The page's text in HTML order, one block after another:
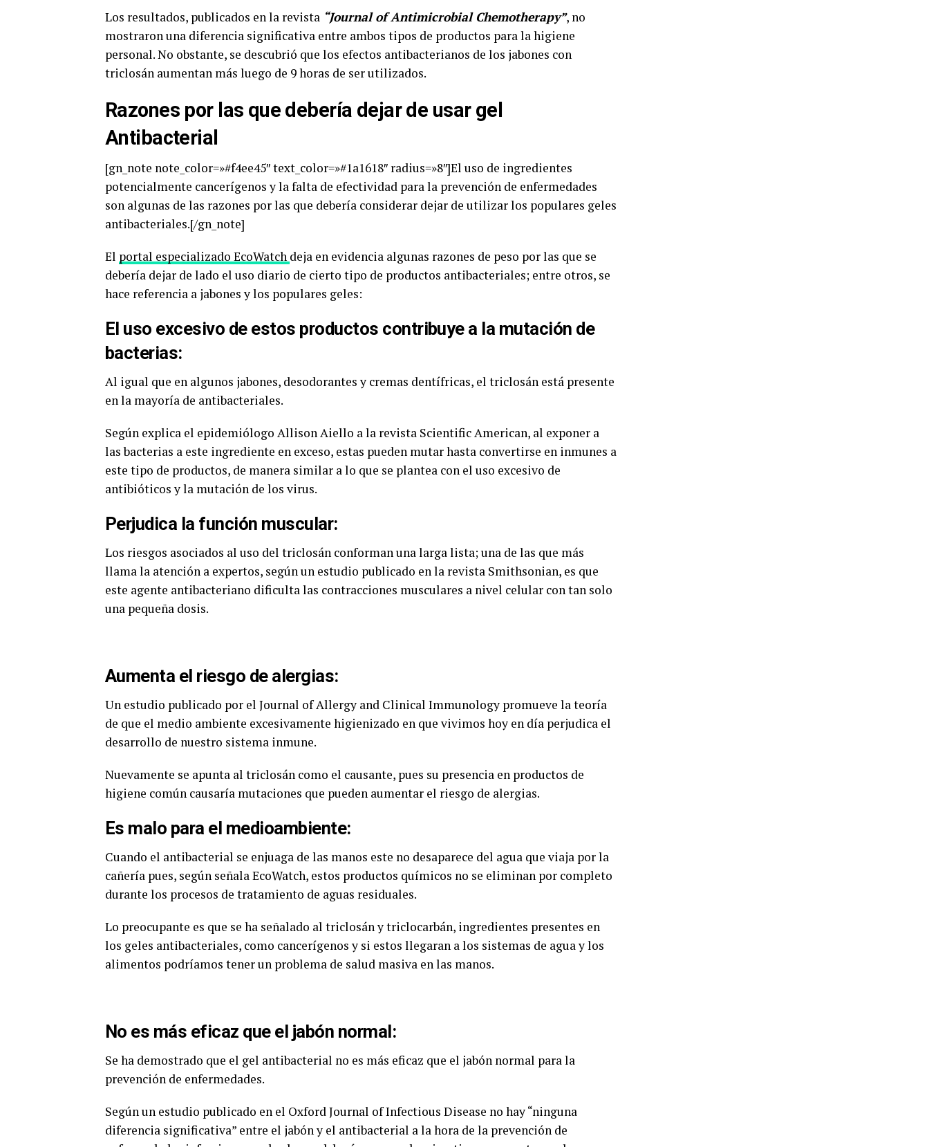
Los resultados, publicados en la revista “Journal of Antimicrobial Chemotherapy”, no
mostraron una diferencia significativa entre ambos tipos de productos para la higiene
personal. No obstante, se descubrió que los efectos antibacterianos de los jabones con
triclosán aumentan más luego de 9 horas de ser utilizados.
Razones por las que debería dejar de usar gel
Antibacterial
[gn_note note_color=»#f4ee45″ text_color=»#1a1618″ radius=»8″]El uso de ingredientes
potencialmente cancerígenos y la falta de efectividad para la prevención de enfermedades
son algunas de las razones por las que debería considerar dejar de utilizar los populares geles
antibacteriales.[/gn_note]
El portal especializado EcoWatch deja en evidencia algunas razones de peso por las que se
debería dejar de lado el uso diario de cierto tipo de productos antibacteriales; entre otros, se
hace referencia a jabones y los populares geles:
El uso excesivo de estos productos contribuye a la mutación de
bacterias:
Al igual que en algunos jabones, desodorantes y cremas dentífricas, el triclosán está presente
en la mayoría de antibacteriales.
Según explica el epidemiólogo Allison Aiello a la revista Scientific American, al exponer a
las bacterias a este ingrediente en exceso, estas pueden mutar hasta convertirse en inmunes a
este tipo de productos, de manera similar a lo que se plantea con el uso excesivo de
antibióticos y la mutación de los virus.
Perjudica la función muscular:
Los riesgos asociados al uso del triclosán conforman una larga lista; una de las que más
llama la atención a expertos, según un estudio publicado en la revista Smithsonian, es que
este agente antibacteriano dificulta las contracciones musculares a nivel celular con tan solo
una pequeña dosis.
Aumenta el riesgo de alergias:
Un estudio publicado por el Journal of Allergy and Clinical Immunology promueve la teoría
de que el medio ambiente excesivamente higienizado en que vivimos hoy en día perjudica el
desarrollo de nuestro sistema inmune.
Nuevamente se apunta al triclosán como el causante, pues su presencia en productos de
higiene común causaría mutaciones que pueden aumentar el riesgo de alergias.
Es malo para el medioambiente:
Cuando el antibacterial se enjuaga de las manos este no desaparece del agua que viaja por la
cañería pues, según señala EcoWatch, estos productos químicos no se eliminan por completo
durante los procesos de tratamiento de aguas residuales.
Lo preocupante es que se ha señalado al triclosán y triclocarbán, ingredientes presentes en
los geles antibacteriales, como cancerígenos y si estos llegaran a los sistemas de agua y los
alimentos podríamos tener un problema de salud masiva en las manos.
No es más eficaz que el jabón normal:
Se ha demostrado que el gel antibacterial no es más eficaz que el jabón normal para la
prevención de enfermedades.
Según un estudio publicado en el Oxford Journal of Infectious Disease no hay “ninguna
diferencia significativa” entre el jabón y el antibacterial a la hora de la prevención de